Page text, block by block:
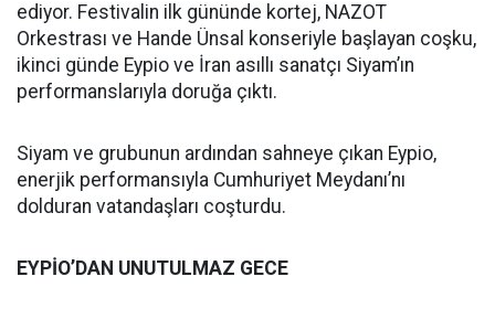
ediyor. Festivalin ilk gününde kortej, NAZOT
Orkestrası ve Hande Ünsal konseriyle başlayan coşku,
ikinci günde Eypio ve İran asıllı sanatçı Siyam’ın
performanslarıyla doruğa çıktı.
Siyam ve grubunun ardından sahneye çıkan Eypio,
enerjik performansıyla Cumhuriyet Meydanı’nı
dolduran vatandaşları coşturdu.
EYPİO’DAN UNUTULMAZ GECE